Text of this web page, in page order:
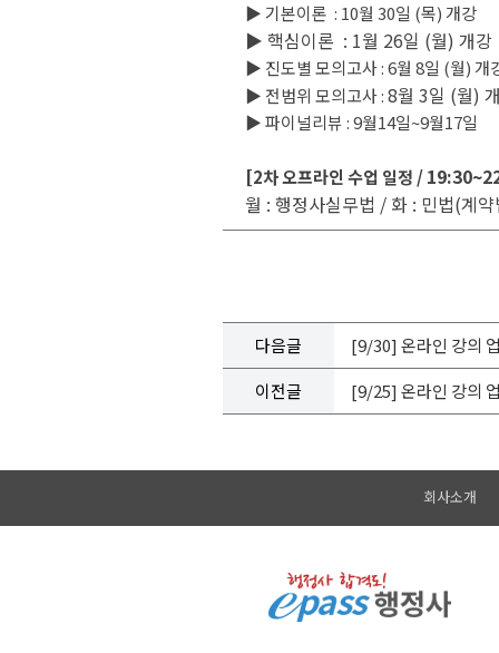
▶ 기본이론 : 10월 30일 (목) 개강
▶ 핵심이론 : 1월 26일 (월) 개강
▶ 진도별 모의고사 : 6월 8일 (월) 개
▶ 전범위 모의고사 :8월 3일 (월)
▶ 파이널리뷰 : 9월14일~9월17일
[2차 오프라인 수업 일정 /
월 : 행정사실무법 / 화 : 민법(계
다음글
[9/30] 온라인 강의
이전글
[9/25] 온라인 강의
회사소개